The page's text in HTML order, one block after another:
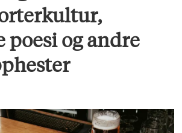
poesi og andre